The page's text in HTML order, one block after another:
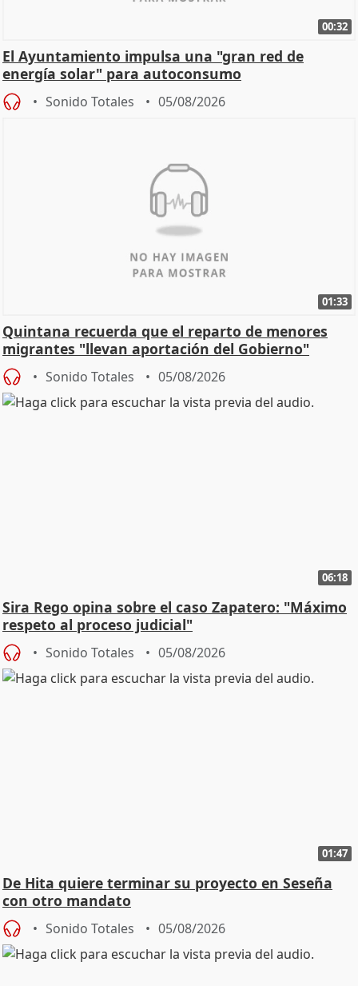
00:32
El Ayuntamiento impulsa una "gran red de
energía solar" para autoconsumo
Sonido Totales 05/08/2026
01:33
Quintana recuerda que el reparto de menores
migrantes "llevan aportación del Gobierno"
central
Sonido Totales 05/08/2026
06:18
Sira Rego opina sobre el caso Zapatero: "Máximo
respeto al proceso judicial"
Sonido Totales 05/08/2026
01:47
De Hita quiere terminar su proyecto en Seseña
con otro mandato
Sonido Totales 05/08/2026